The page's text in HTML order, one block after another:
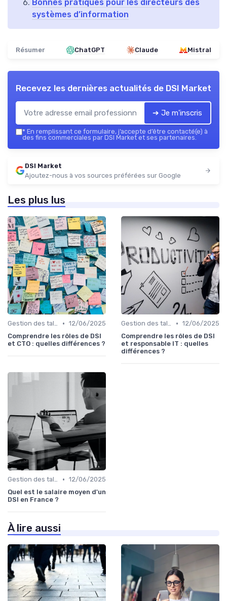
Bonnes pratiques pour les directeurs des
systèmes d’information
Résumer ChatGPT Claude Mistral
Recevez les dernières actualités de DSI Market
➔ Je m'inscris
* En remplissant ce formulaire, j’accepte d’être contacté(e) à
des fins commerciales par DSI Market et ses partenaires.
DSI Market
Ajoutez-nous à vos sources préférées sur Google
Les plus lus
Gestion des talents IT • 12/06/2025
Comprendre les rôles de DSI
et CTO : quelles différences ?
Gestion des talents IT • 12/06/2025
Comprendre les rôles de DSI
et responsable IT : quelles
différences ?
Gestion des talents IT • 12/06/2025
Quel est le salaire moyen d'un
DSI en France ?
À lire aussi